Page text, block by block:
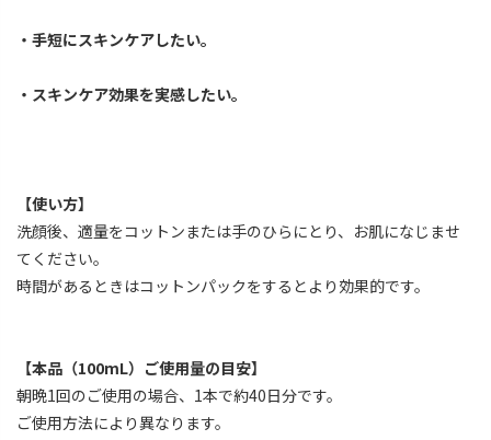
・手短にスキンケアしたい。
・スキンケア効果を実感したい。
【使い方】
洗顔後、適量をコットンまたは手のひらにとり、お肌になじませ
てください。
時間があるときはコットンパックをするとより効果的です。
【本品（100mL）ご使用量の目安】
朝晩1回のご使用の場合、1本で約40日分です。
ご使用方法により異なります。